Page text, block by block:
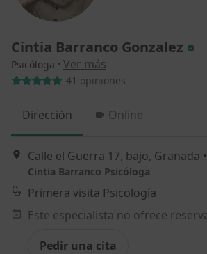
Cintia Barranco Gonzalez
Psicóloga · Ver más
41 opiniones
Dirección Online
Calle el Guerra 17, bajo, Granada •
Cintia Barranco Psicóloga
Primera visita Psicología
Pedir una cita